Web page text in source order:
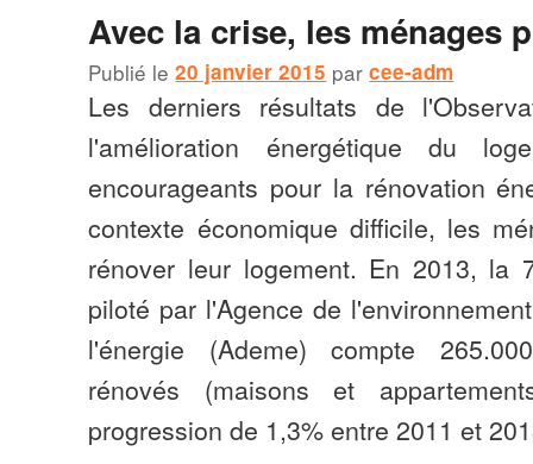
contenu
principal
contenu
secondaire
Avec la crise, les ménages
Publié le20 janvier 2015 parcee-adm
Les derniers résultats de
l'amélioration énergétique du
encourageants pour la rénovation
contexte économique difficile, les
rénover leur logement. En 2013, la
piloté par l'Agence de
l'énergie (Ademe) compte
rénovés (maisons et
progression de 1,3% entre 2011 et